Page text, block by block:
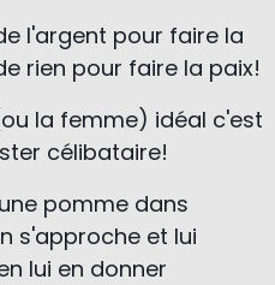
l'argent pour faire la
rien pour faire la paix!
la femme) idéal c'est
célibataire!
pomme dans
s'approche et lui
lui en donner